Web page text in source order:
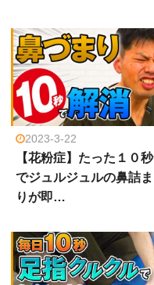
2023-3-22
【花粉症】たった１０秒
でジュルジュルの鼻詰ま
りが即…